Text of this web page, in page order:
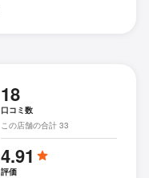
18
口コミ数
この店舗の合計 33
4.91
評価